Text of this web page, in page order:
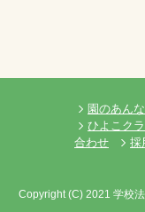
園のあん
ひよこク
合わせ
採
Copyright(C)2021 学校